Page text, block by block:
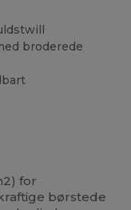
broderede
for
børstede